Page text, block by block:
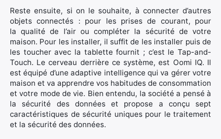
Reste ensuite, si on le souhaite, à connecter d’autres
objets connectés : pour les prises de courant, pour
la qualité de l’air ou compléter la sécurité de votre
maison. Pour les installer, il suffit de les installer puis de
les toucher avec la tablette fournit ; c’est le Tap-and-
Touch. Le cerveau derrière ce système, est Oomi IQ. Il
est équipé d’une adaptive intelligence qui va gérer votre
maison et va apprendre vos habitudes de consommation
et votre mode de vie. Bien entendu, la société a pensé à
la sécurité des données et propose a conçu sept
caractéristiques de sécurité uniques pour le traitement
et la sécurité des données.
×
Rechercher